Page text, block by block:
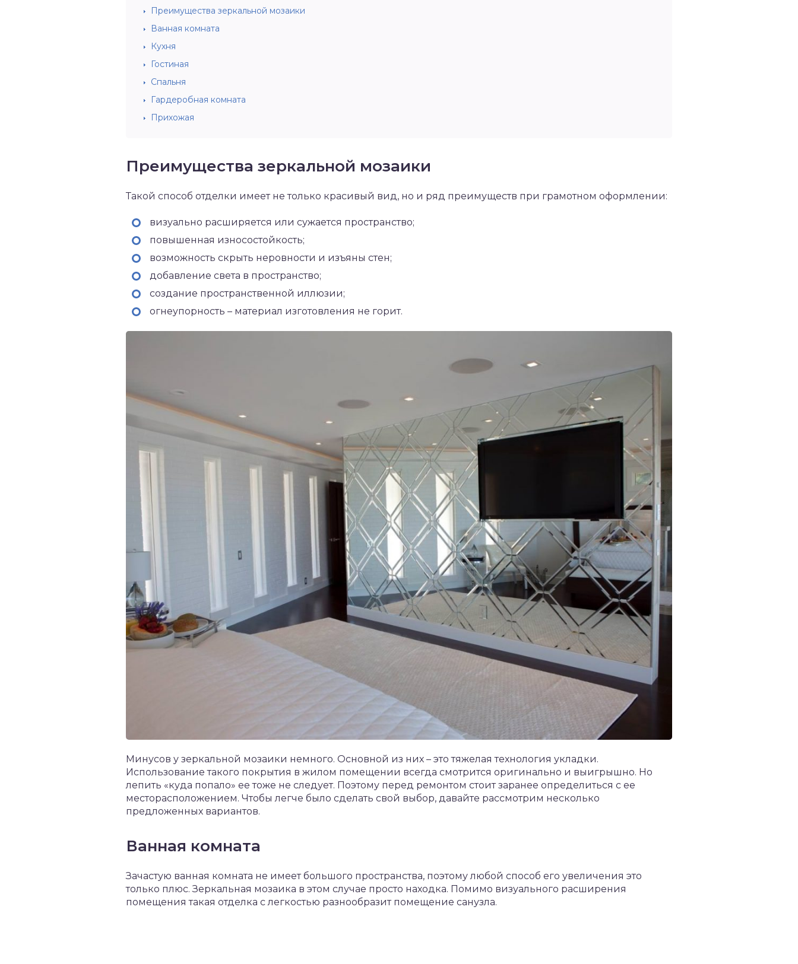
Преимущества зеркальной мозаики
Ванная комната
Кухня
Гостиная
Спальня
Гардеробная комната
Прихожая
Преимущества зеркальной мозаики
Такой способ отделки имеет не только красивый вид, но и ряд преимуществ при грамотном оформлении:
визуально расширяется или сужается пространство;
повышенная износостойкость;
возможность скрыть неровности и изъяны стен;
добавление света в пространство;
создание пространственной иллюзии;
огнеупорность – материал изготовления не горит.
Минусов у зеркальной мозаики немного. Основной из них – это тяжелая технология укладки.
Использование такого покрытия в жилом помещении всегда смотрится оригинально и выигрышно. Но
лепить «куда попало» ее тоже не следует. Поэтому перед ремонтом стоит заранее определиться с ее
месторасположением. Чтобы легче было сделать свой выбор, давайте рассмотрим несколько
предложенных вариантов.
Ванная комната
Зачастую ванная комната не имеет большого пространства, поэтому любой способ его увеличения это
только плюс. Зеркальная мозаика в этом случае просто находка. Помимо визуального расширения
помещения такая отделка с легкостью разнообразит помещение санузла.